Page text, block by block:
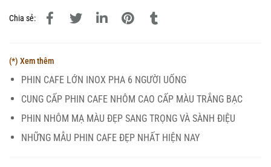
Chia sẻ:
(*) Xem thêm
PHIN CAFE LỚN INOX PHA 6 NGƯỜI UỐNG
CUNG CẤP PHIN CAFE NHÔM CAO CẤP MÀU TRẮNG BẠC
PHIN NHÔM MẠ MÀU ĐẸP SANG TRỌNG VÀ SÀNH ĐIỆU
NHỮNG MẪU PHIN CAFE ĐẸP NHẤT HIỆN NAY